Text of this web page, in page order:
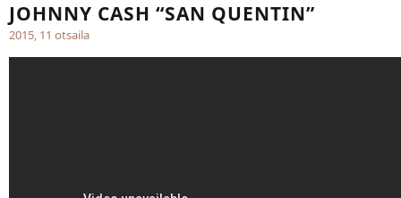
JOHNNY CASH “SAN QUENTIN”
2015, 11 otsaila